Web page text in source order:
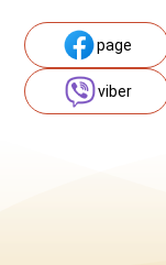
page
viber